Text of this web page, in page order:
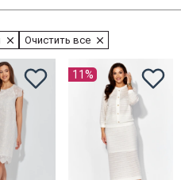
Очистить все
11%